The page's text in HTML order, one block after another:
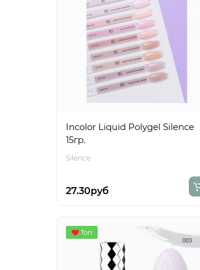
Incolor Liquid Polygel Silence
15гр.
Silence
27.30руб
Топ